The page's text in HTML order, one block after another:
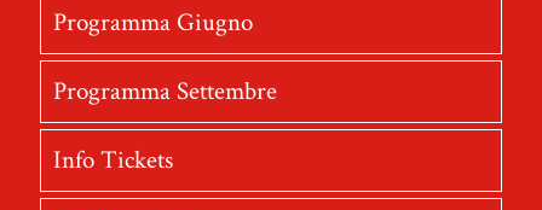
Programma Giugno
Programma Settembre
Info Tickets